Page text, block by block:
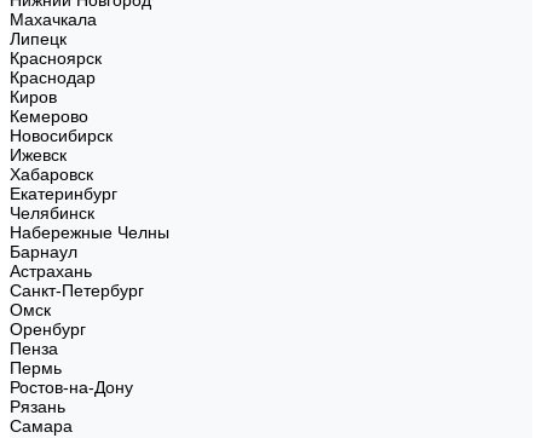
Махачкала
Липецк
Красноярск
Краснодар
Киров
Кемерово
Новосибирск
Ижевск
Хабаровск
Екатеринбург
Челябинск
Набережные Челны
Барнаул
Астрахань
Санкт-Петербург
Омск
Оренбург
Пенза
Пермь
Ростов-на-Дону
Рязань
Самара